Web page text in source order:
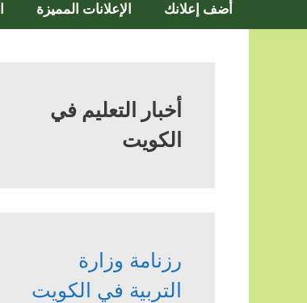
أضف إعلانك الإعلانات المميزة
أخبار التعليم في
الكويت
رزنامة وزارة
التربية في الكويت